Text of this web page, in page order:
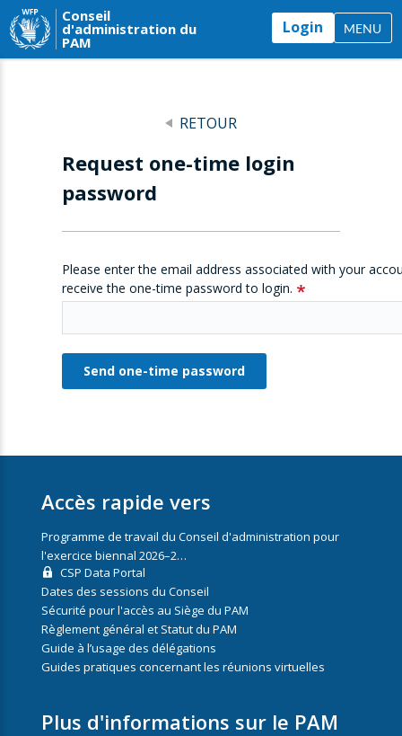
Conseil
d'administration du
PAM
Login MENU
RETOUR
Request one-time login
password
Please enter the email address associated with your
receive the one-time password to login.
Accès rapide vers
Programme de travail du Conseil d'administration pour
l'exercice biennal 2026–2…
CSP Data Portal
Dates des sessions du Conseil
Sécurité pour l'accès au Siège du PAM
Règlement général et Statut du PAM
Guide à l’usage des délégations
Guides pratiques concernant les réunions virtuelles
Plus d'informations sur le PAM